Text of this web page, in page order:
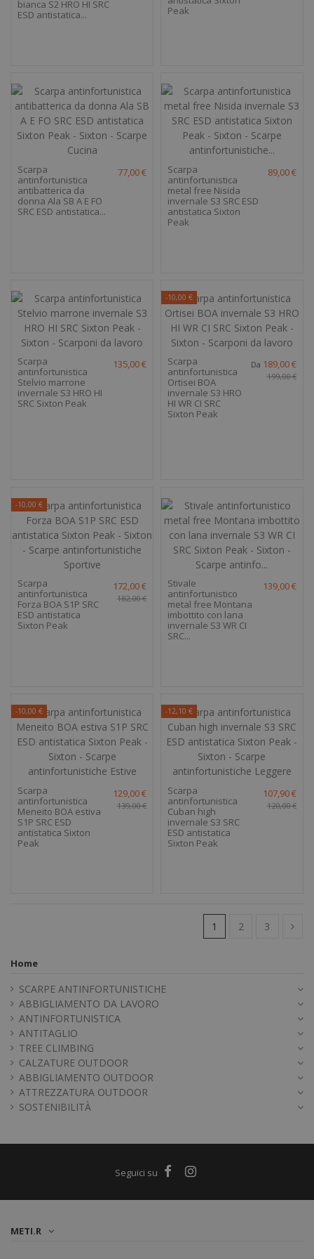
bianca S2 HRO HI SRC
ESD antistatica...
Peak
Scarpa
antinfortunistica
antibatterica da
donna Ala SB A E FO
SRC ESD antistatica...
77,00 €
Scarpa
antinfortunistica
metal free Nisida
invernale S3 SRC ESD
antistatica Sixton
Peak
89,00 €
Scarpa
antinfortunistica
Stelvio marrone
invernale S3 HRO HI
SRC Sixton Peak
135,00 €
-10,00 €
Scarpa
antinfortunistica
Ortisei BOA
invernale S3 HRO
HI WR CI SRC
Sixton Peak
Da 189,00 €
199,00 €
-10,00 €
Scarpa
antinfortunistica
Forza BOA S1P SRC
ESD antistatica
Sixton Peak
172,00 €
182,00 €
Stivale
antinfortunistico
metal free Montana
imbottito con lana
invernale S3 WR CI
SRC...
139,00 €
-10,00 €
Scarpa
antinfortunistica
Meneito BOA estiva
S1P SRC ESD
antistatica Sixton
Peak
129,00 €
139,00 €
-12,10 €
Scarpa
antinfortunistica
Cuban high
invernale S3 SRC
ESD antistatica
Sixton Peak
107,90 €
120,00 €
1 2 3
Home
SCARPE ANTINFORTUNISTICHE
ABBIGLIAMENTO DA LAVORO
ANTINFORTUNISTICA
ANTITAGLIO
TREE CLIMBING
CALZATURE OUTDOOR
ABBIGLIAMENTO OUTDOOR
ATTREZZATURA OUTDOOR
SOSTENIBILITÀ
METI.R